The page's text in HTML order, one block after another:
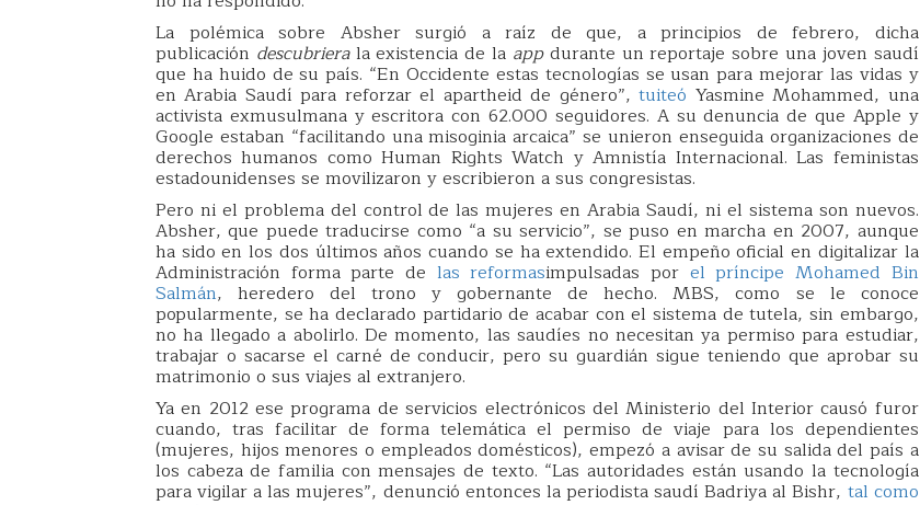
La polémica sobre Absher surgió a raíz de que, a principios de febrero, dicha
publicación descubrierala existencia de la appdurante un reportaje sobre una joven saudí
que ha huido de su país. “En Occidente estas tecnologías se usan para mejorar las vidas y
en Arabia Saudí para reforzar el apartheid de género”,tuiteó Yasmine Mohammed, una
activista exmusulmana y escritora con 62.000 seguidores. A su denuncia de que Apple y
Google estaban “facilitando una misoginia arcaica” se unieron enseguida organizaciones de
derechos humanos como Human Rights Watch y Amnistía Internacional. Las feministas
estadounidenses se movilizaron y escribieron a sus congresistas.
Pero ni el problema del control de las mujeres en Arabia Saudí, ni el sistema son nuevos.
Absher, que puede traducirse como “a su servicio”, se puso en marcha en 2007, aunque
ha sido en los dos últimos años cuando se ha extendido. El empeño oficial en digitalizar la
Administración forma parte de las reformasimpulsadas por el príncipe Mohamed Bin
Salmán, heredero del trono y gobernante de hecho. MBS, como se le conoce
popularmente, se ha declarado partidario de acabar con el sistema de tutela, sin embargo,
no ha llegado a abolirlo. De momento, las saudíes no necesitan ya permiso para estudiar,
trabajar o sacarse el carné de conducir, pero su guardián sigue teniendo que aprobar su
matrimonio o sus viajes al extranjero.
Ya en 2012 ese programa de servicios electrónicos del Ministerio del Interior causó furor
cuando, tras facilitar de forma telemática el permiso de viaje para los dependientes
(mujeres, hijos menores o empleados domésticos), empezó a avisar de su salida del país a
los cabeza de familia con mensajes de texto. “Las autoridades están usando la tecnología
para vigilar a las mujeres”, denunció entonces la periodista saudí Badriya al Bishr, tal como